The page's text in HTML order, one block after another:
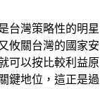
台灣策略性的明星
攸關台灣的國家安
可以按比較利益原
鍵地位，這正是過